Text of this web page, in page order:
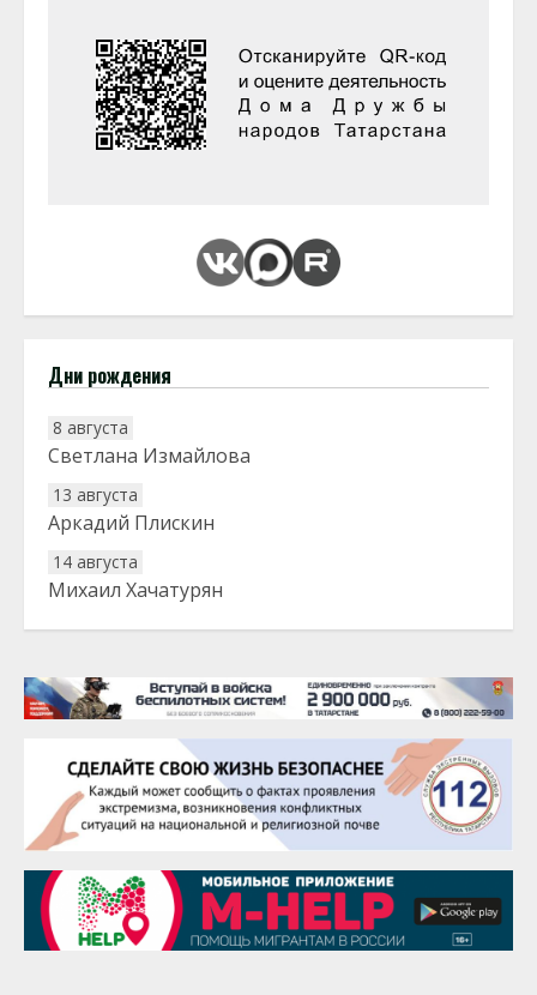
Дни рождения
8 августа
Светлана Измайлова
13 августа
Аркадий Плискин
14 августа
Михаил Хачатурян
20 августа
22 августа
Евгений Ефимов
25 августа
Сэсэгма Бубеева
28 августа
Чингиз Мустафаев
29 августа
Надежда Рослова